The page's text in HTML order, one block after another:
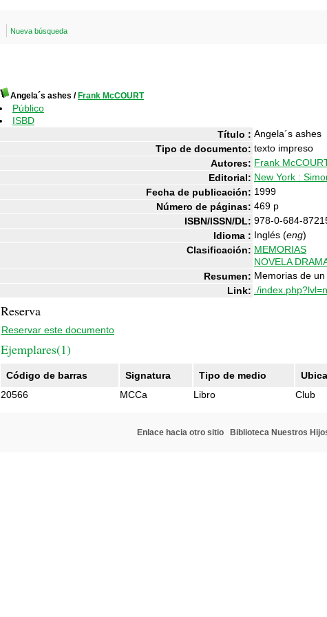
Nueva búsqueda
Angela´s ashes / Frank McCOURT
Público
ISBD
Título : Angela´s ashes
Tipo de documento: texto impreso
Autores: Frank
Editorial: New York :
Fecha de publicación: 1999
Número de páginas: 469 p
ISBN/ISSN/DL: 978-0-684-
Idioma : Inglés (eng)
Clasificación: MEMORIAS
NOVELA
Resumen: Memorias de
Link: ./
Reserva
Reservar este documento
Ejemplares(1)
Código de barras Signatura Tipo de medio
20566
MCCa Libro Club
Enlace hacia otro sitio Biblioteca Nuestros